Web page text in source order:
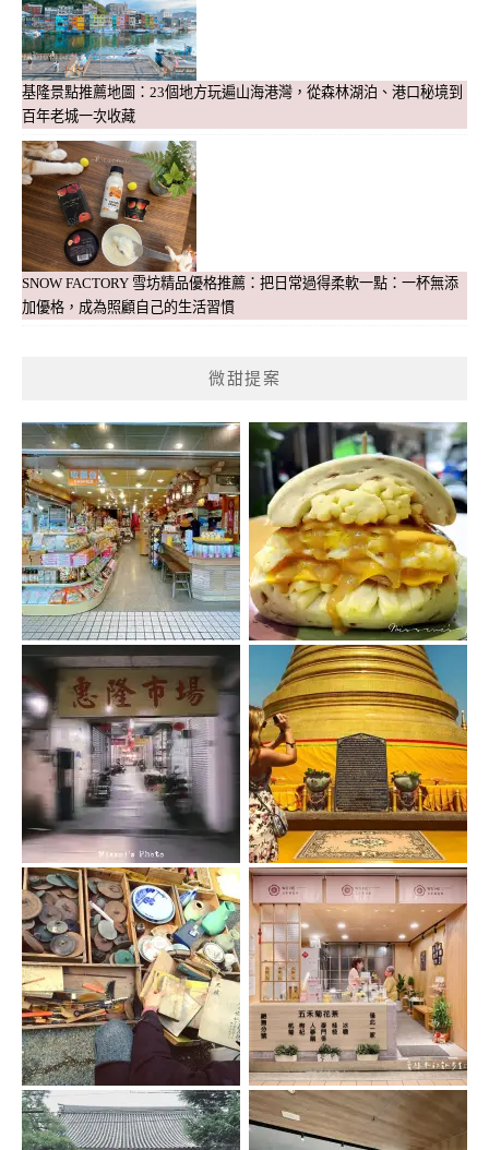
基隆景點推薦地圖：23個地方玩遍山海港灣，從森林湖泊、港口秘境到
百年老城一次收藏
SNOW FACTORY 雪坊精品優格推薦：把日常過得柔軟一點：一杯無添
加優格，成為照顧自己的生活習慣
微甜提案